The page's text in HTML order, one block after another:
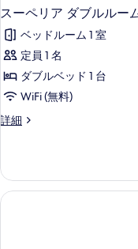
る
す
る
スーペリア ダブルルー
ベッドルーム 1 室
定員 1 名
ダブルベッド 1 台
WiFi (無料)
詳細
ス
ア
ダ
ブ